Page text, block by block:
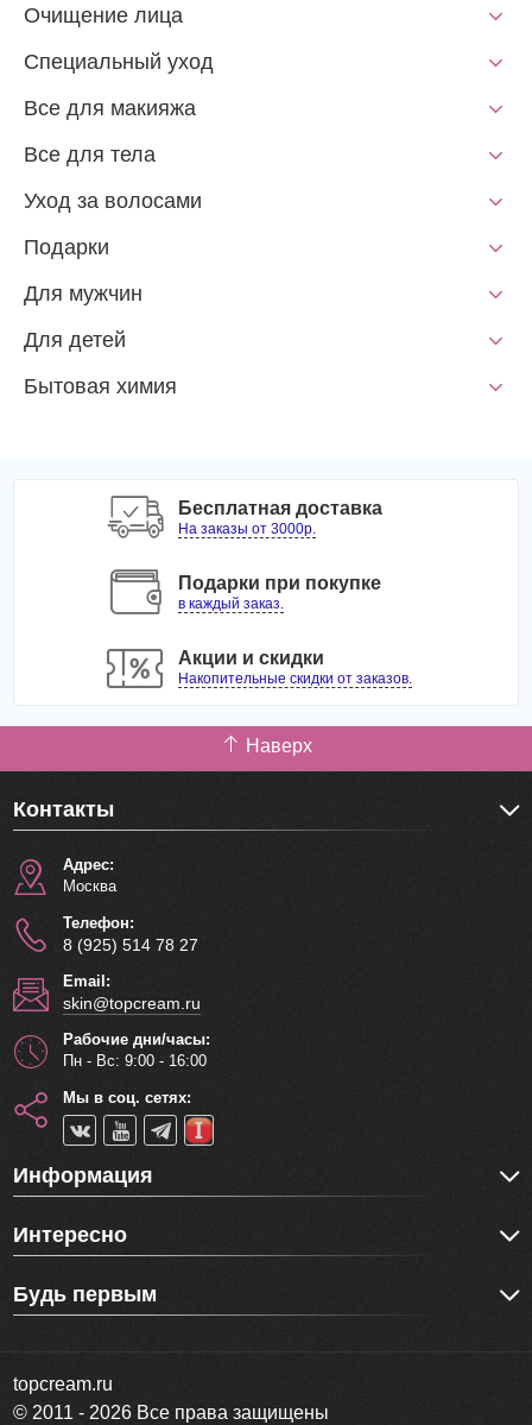
Очищение лица
Специальный уход
Все для макияжа
Все для тела
Уход за волосами
Подарки
Для мужчин
Для детей
Бытовая химия
Бесплатная доставка
На заказы от 3000р.
Подарки при покупке
в каждый заказ.
Акции и скидки
Накопительные скидки от заказов.
Наверх
Контакты
Адрес:
Москва
Телефон:
8 (925) 514 78 27
Email:
skin@topcream.ru
Рабочие дни/часы:
Пн - Вс: 9:00 - 16:00
Мы в соц. сетях:
Информация
Интересно
Будь первым
topcream.ru
© 2011 - 2026 Все права защищены